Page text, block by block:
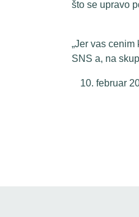
što se upravo
„Jer vas
SNS a, na
februar